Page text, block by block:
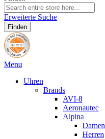
Erweiterte Suche
Finden
Menu
Uhren
Brands
AVI-8
Aeronautec
Alpina
Damen
Herren